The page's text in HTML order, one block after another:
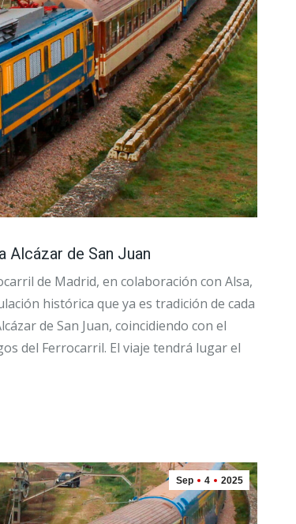
Alcázar de San Juan
de Madrid, en colaboración con Alsa,
histórica que ya es tradición de cada
de San Juan, coincidiendo con el
del Ferrocarril. El viaje tendrá lugar el
Sep 4 2025